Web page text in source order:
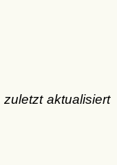
zuletzt aktualisiert